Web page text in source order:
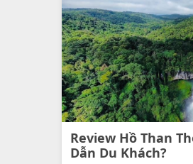
Review Hồ Than
Dẫn Du Khách?